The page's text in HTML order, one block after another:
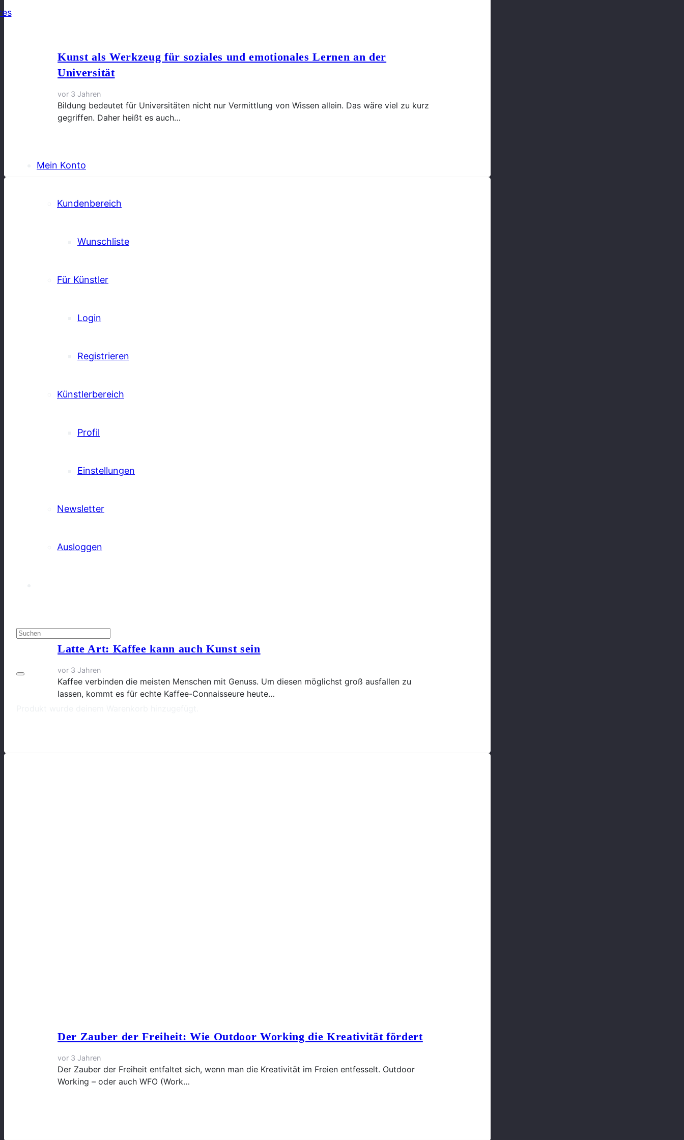
Mein Konto
Kundenbereich
Wunschliste
Für Künstler
Login
Registrieren
Künstlerbereich
Profil
Einstellungen
Newsletter
Ausloggen
Kunst als Werkzeug für soziales und emotionales Lernen an der
Universität
vor 3 Jahren
Bildung bedeutet für Universitäten nicht nur Vermittlung von Wissen allein. Das wäre viel zu kurz
gegriffen. Daher heißt es auch…
Latte Art: Kaffee kann auch Kunst sein
vor 3 Jahren
Kaffee verbinden die meisten Menschen mit Genuss. Um diesen möglichst groß ausfallen zu
lassen, kommt es für echte Kaffee-Connaisseure heute…
Der Zauber der Freiheit: Wie Outdoor Working die Kreativität fördert
vor 3 Jahren
Der Zauber der Freiheit entfaltet sich, wenn man die Kreativität im Freien entfesselt. Outdoor
Working – oder auch WFO (Work…